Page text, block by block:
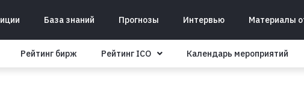
База знаний Прогнозы Интервью Материалы
Рейтинг бирж Рейтинг ICO Календарь мероприятий